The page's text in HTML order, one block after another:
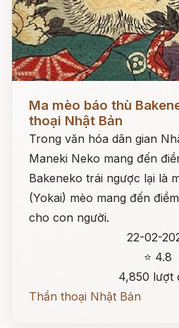
Ma mèo báo thù
thoại Nhật Bản
Trong văn hóa dân gian
Maneki Neko mang đến
Bakeneko trái ngược lại là
(Yokai) mèo mang đến
cho con người.
22-02-
⭐ 4.8
4,850 lượt
Thần thoại Nhật Bản